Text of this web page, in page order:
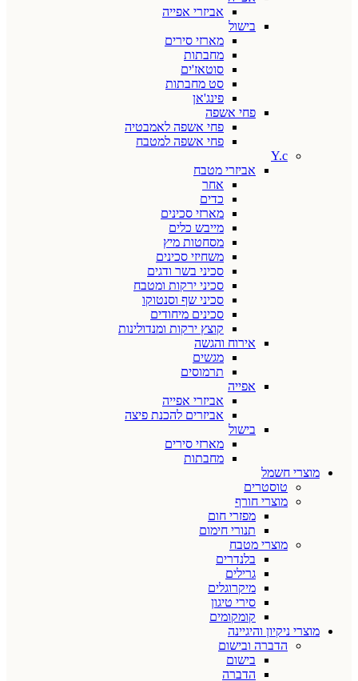
אביזרי אפייה
בישול
מארזי סירים
מחבתות
סוטאז'ים
סט מחבתות
פינג'אן
פחי אשפה
פחי אשפה לאמבטיה
פחי אשפה למטבח
Y.c
אביזרי מטבח
אחר
כדים
מארזי סכינים
מייבש כלים
מסחטות מיץ
משחיזי סכינים
סכיני בשר ודגים
סכיני ירקות ומטבח
סכיני שף וסנטוקו
סכינים מיחודים
קוצץ ירקות ומנדולינות
אירוח והגשה
מגשים
תרמוסים
אפייה
אביזרי אפייה
אביזרים להכנת פיצה
בישול
מארזי סירים
מחבתות
מוצרי חשמל
טוסטרים
מוצרי חורף
מפזרי חום
תנורי חימום
מוצרי מטבח
בלנדרים
גרילים
מיקרוגלים
סירי טיגון
קומקומים
מוצרי ניקיון והיגיינה
הדברה ובישום
בישום
הדברה